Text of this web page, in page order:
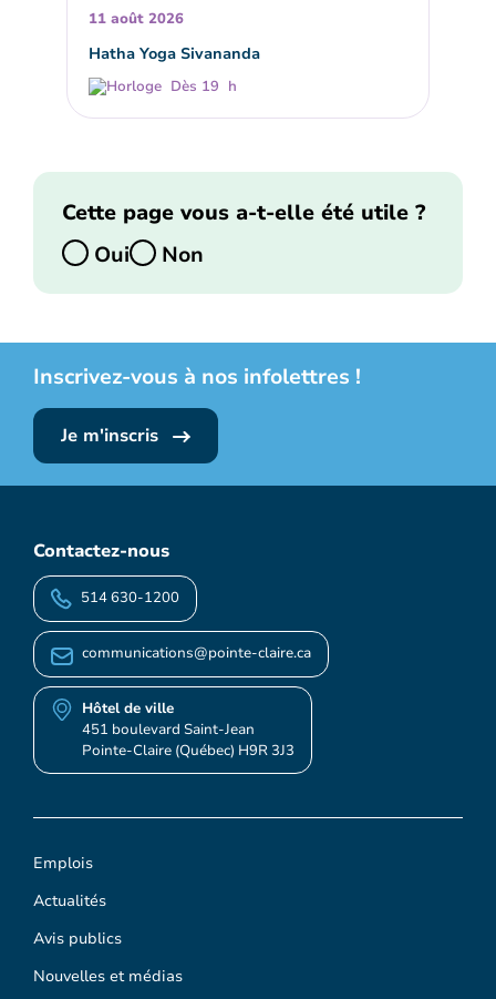
11 août 2026
Hatha Yoga Sivananda
Dès 19 h
Cette page vous a-t-elle été utile ?
Oui
Non
Inscrivez-vous à nos infolettres !
Je m'inscris
Emplois
Actualités
Avis publics
Nouvelles et médias
Contactez-nous
514 630-1200
communications@pointe-claire.ca
Hôtel de ville
451 boulevard Saint-Jean
Pointe-Claire (Québec) H9R 3J3